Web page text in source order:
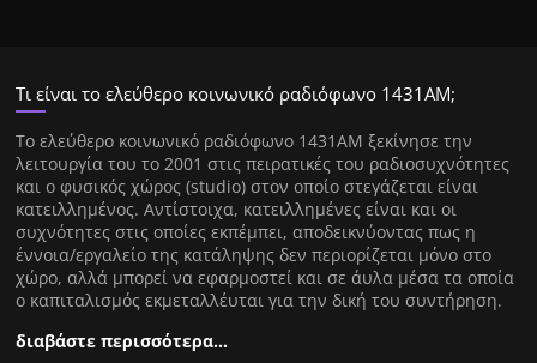
Τι είναι το ελεύθερο κοινωνικό ραδιόφωνο 1431ΑΜ;
Tο ελεύθερο κοινωνικό ραδιόφωνο 1431AM ξεκίνησε την
λειτουργία του το 2001 στις πειρατικές του ραδιοσυχνότητες
και ο φυσικός χώρος (studio) στον οποίο στεγάζεται είναι
κατειλλημένος. Αντίστοιχα, κατειλλημένες είναι και οι
συχνότητες στις οποίες εκπέμπει, αποδεικνύοντας πως η
έννοια/εργαλείο της κατάληψης δεν περιορίζεται μόνο στο
χώρο, αλλά μπορεί να εφαρμοστεί και σε άυλα μέσα τα οποία
ο καπιταλισμός εκμεταλλέυται για την δική του συντήρηση.
διαβάστε περισσότερα…